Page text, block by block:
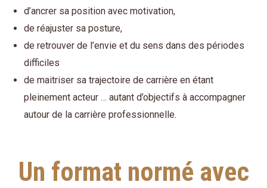
d’ancrer sa position avec motivation,
de réajuster sa posture,
de retrouver de l’envie et du sens dans des périodes
difficiles
de maitriser sa trajectoire de carrière en étant
pleinement acteur … autant d’objectifs à accompagner
autour de la carrière professionnelle.
Un format normé avec